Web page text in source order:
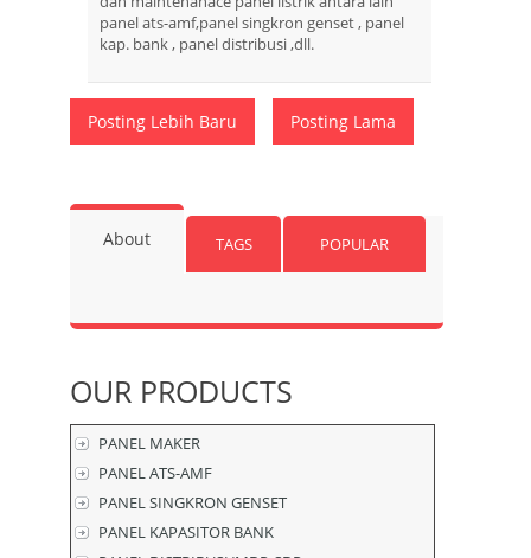
panel ats-amf,panel singkron genset , panel
kap. bank , panel distribusi ,dll.
Posting Lebih Baru Posting Lama
About TAGS POPULAR
OUR PRODUCTS
PANEL MAKER
PANEL ATS-AMF
PANEL SINGKRON GENSET
PANEL KAPASITOR BANK